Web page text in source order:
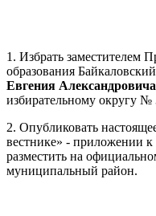
1. Избрать заместителем
образования
Евгения
избирательному округу №
2. Опубликовать
вестнике» - приложении
разместить на
муниципальный район.